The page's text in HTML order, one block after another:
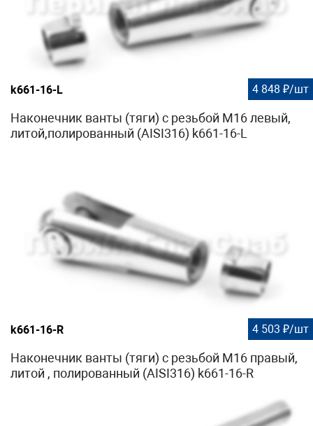
k661-16-L 4 848 ₽/шт
Наконечник ванты (тяги) с резьбой М16 левый,
литой,полированный (AISI316) k661-16-L
k661-16-R 4 503 ₽/шт
Наконечник ванты (тяги) с резьбой М16 правый,
литой , полированный (AISI316) k661-16-R